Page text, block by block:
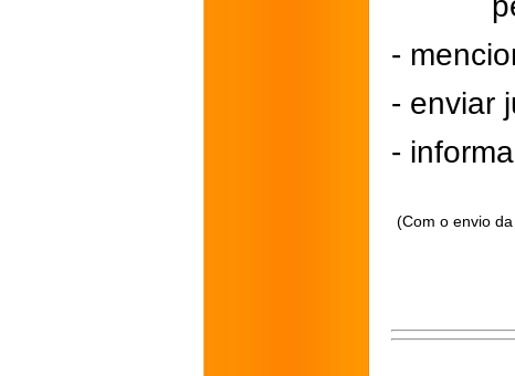
-
- enviar
-
(Com o envio